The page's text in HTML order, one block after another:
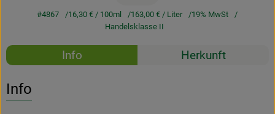
#4867 16,30 €/ 100ml 163,00 €/ Liter
19% MwSt
Handelsklasse II
Rezepte
Info Herkunft
Info